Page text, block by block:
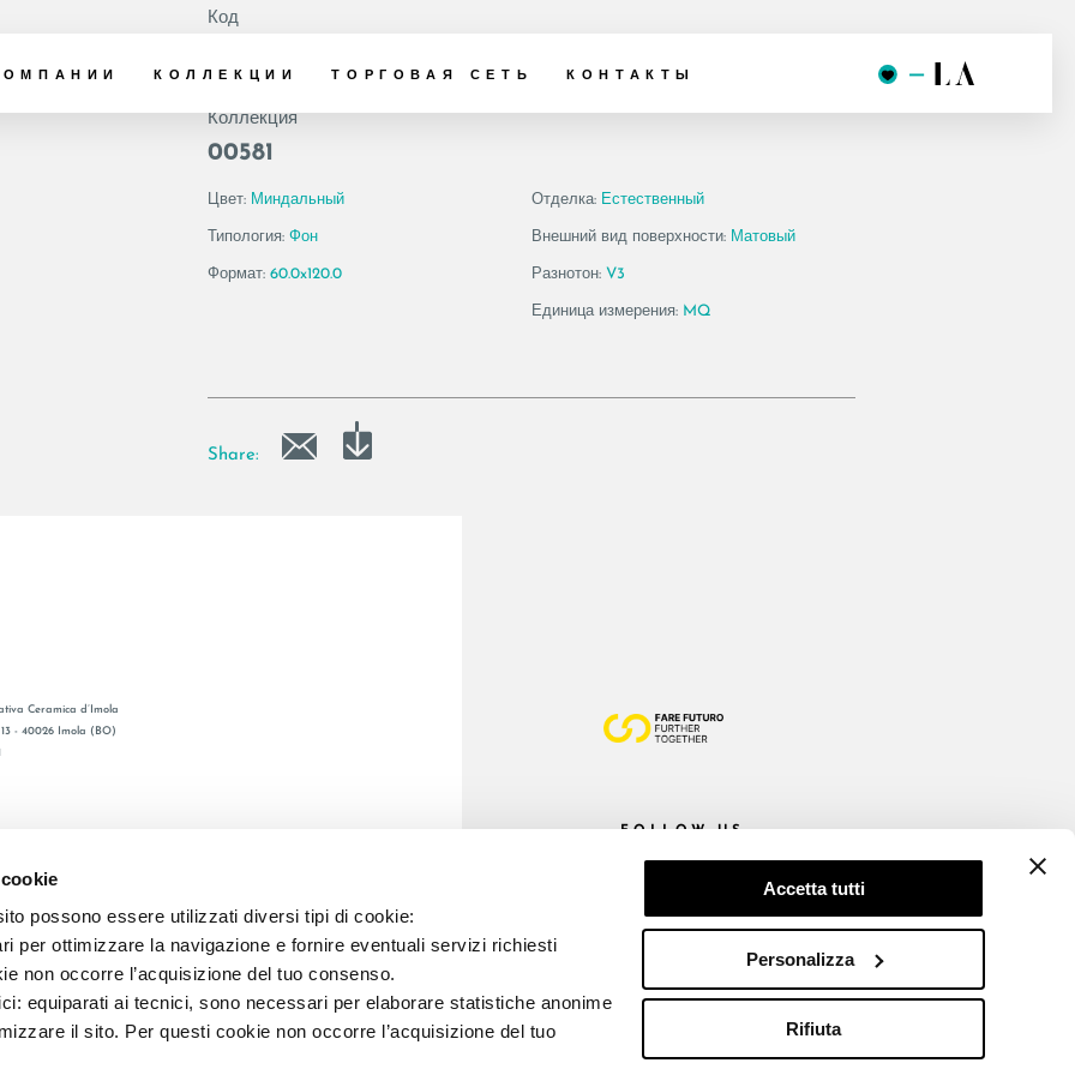
possono essere utilizzati diversi tipi di cookie:
per ottimizzare la navigazione e fornire eventuali servizi richiesti
non occorre l’acquisizione del tuo consenso.
equiparati ai tecnici, sono necessari per elaborare statistiche anonime
il sito. Per questi cookie non occorre l’acquisizione del tuo
Accetta tutti
Personalizza
Rifiuta
КОЛЛЕКЦИИ ТОРГОВАЯ СЕТЬ КОНТАКТЫ
Код
Коллекция
00581
Цвет: Миндальный
Типология: Фон
Формат: 60.0x120.0
Отделка: Естественный
Внешний вид поверхности: Матовый
Разнотон: V3
Единица измерения: MQ
Share:
Ceramica d’Imola
- 40026 Imola (BO)
FOLLOW US
E REG. IMPR. BO 00286900378 R.E.A. BO 5545